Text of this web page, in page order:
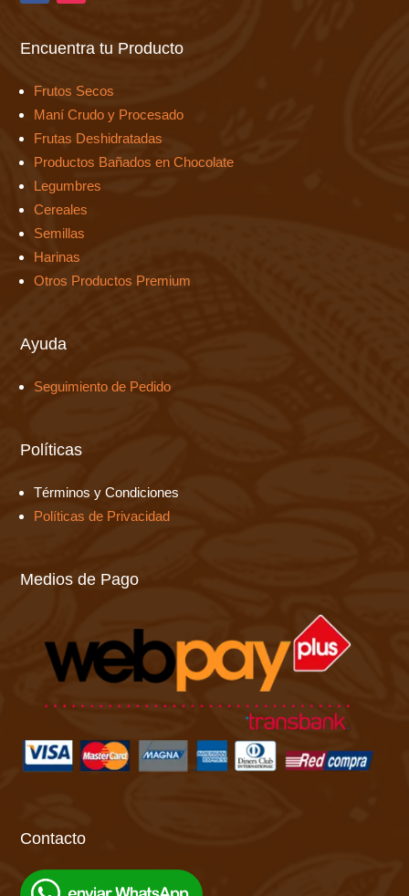
Encuentra tu Producto
Frutos Secos
Maní Crudo y Procesado
Frutas Deshidratadas
Productos Bañados en Chocolate
Legumbres
Cereales
Semillas
Harinas
Otros Productos Premium
Ayuda
Seguimiento de Pedido
Políticas
Términos y Condiciones
Políticas de Privacidad
Medios de Pago
Contacto